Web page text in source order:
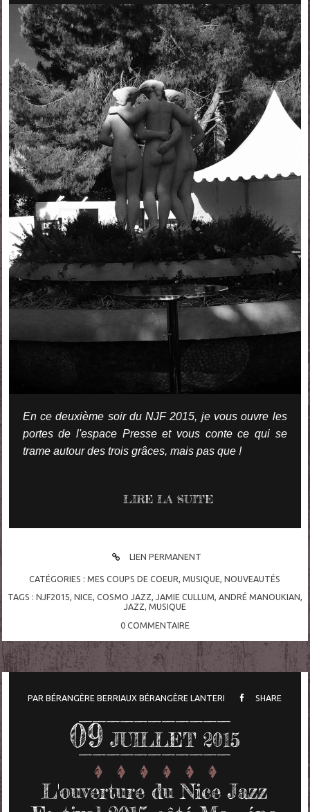
En ce deuxième soir du NJF 2015, je vous ouvre les
portes de l'espace Presse et vous conte ce qui se
trame autour des trois grâces, mais pas que !
LIRE LA SUITE
LIEN PERMANENT
CATÉGORIES :MES COUPS DE COEUR,MUSIQUE,NOUVEAUTÉS
TAGS : NJF2015, NICE, COSMO JAZZ, JAMIE CULLUM, ANDRÉ MANOUKIAN,
JAZZ, MUSIQUE
0 COMMENTAIRE
PAR BÉRANGÈRE BERRIAUXBÉRANGÈRE LANTERI SHARE
09 JUILLET 2015
L'ouverture du Nice Jazz